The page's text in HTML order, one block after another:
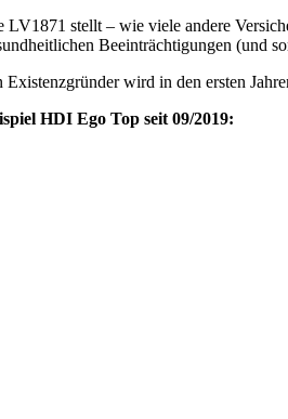
LV1871 stellt – wie viele andere
Beeinträchtigungen (und
Existenzgründer wird in den ersten
HDI Ego Top seit 09/2019: